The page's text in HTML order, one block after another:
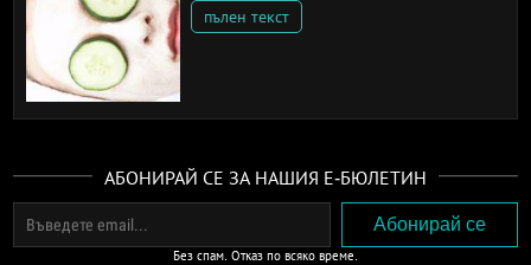
пълен текст
АБОНИРАЙ СЕ ЗА НАШИЯ Е-БЮЛЕТИН
Без спам. Отказ по всяко време.